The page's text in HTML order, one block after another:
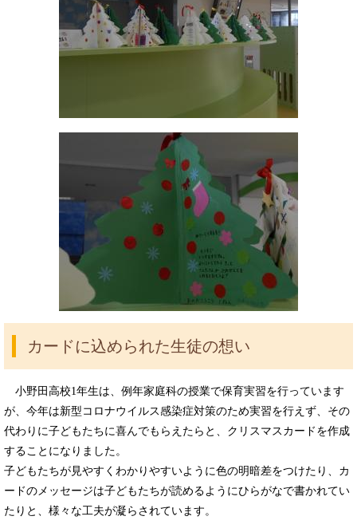
カードに込められた生徒の想い
小野田高校1年生は、例年家庭科の授業で保育実習を行っています
が、今年は新型コロナウイルス感染症対策のため実習を行えず、その
代わりに子どもたちに喜んでもらえたらと、クリスマスカードを作成
することになりました。
子どもたちが見やすくわかりやすいように色の明暗差をつけたり、カ
ードのメッセージは子どもたちが読めるようにひらがなで書かれてい
たりと、様々な工夫が凝らされています。